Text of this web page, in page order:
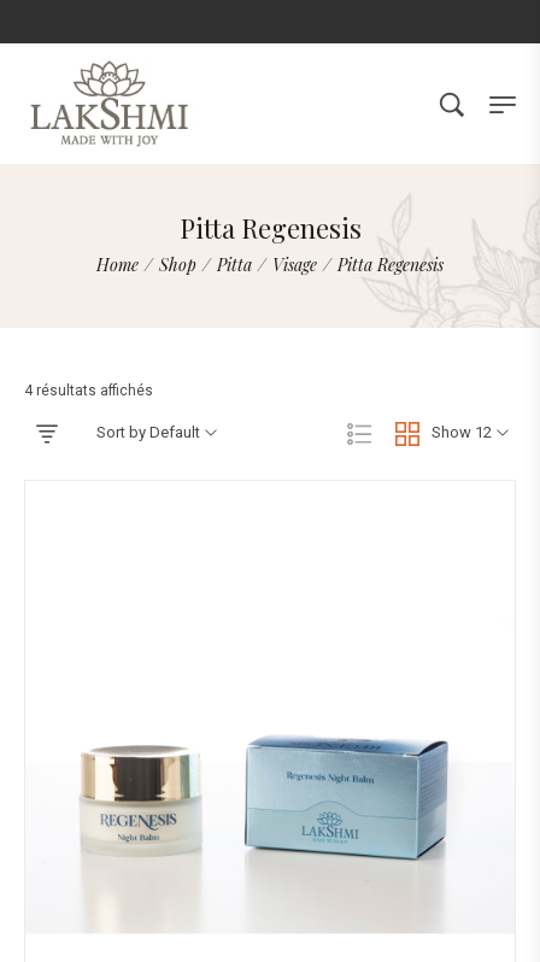
Pitta Regenesis
Home / Shop / Pitta / Visage / Pitta Regenesis
4 résultats affichés
Show 12
Sort by Default